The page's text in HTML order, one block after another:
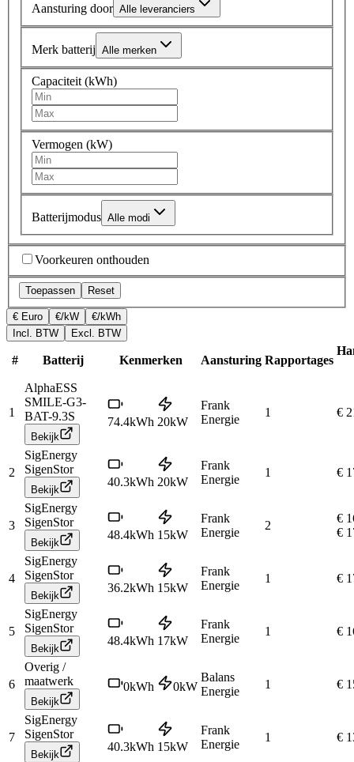
Aansturing door Alle leveranciers
Merk batterij Alle merken
Capaciteit (kWh)
Vermogen (kW)
Batterijmodus Alle modi
Voorkeuren onthouden
Toepassen Reset
€ Euro €/kW
€/kWh
Incl. BTW
Excl. BTW
# Batterij Kenmerken Aansturing Rapportages
1
AlphaESS
SMILE-G3-
BAT-9.3S
Bekijk
74.4kWh 20kW
Frank
Energie
1 €
2
SigEnergy
SigenStor
Bekijk
40.3kWh 20kW
Frank
Energie
1 €
3
SigEnergy
SigenStor
Bekijk
48.4kWh 15kW
Frank
Energie
2
€
€
4
SigEnergy
SigenStor
Bekijk
36.2kWh 15kW
Frank
Energie
1 €
5
SigEnergy
SigenStor
Bekijk
48.4kWh 17kW
Frank
Energie
1 €
6
Overig /
maatwerk
Bekijk
0kWh 0kW
Balans
Energie
1 €
7
SigEnergy
SigenStor
Bekijk
40.3kWh 15kW
Frank
Energie
1 €